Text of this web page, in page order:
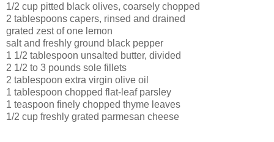
1/2 cup pitted black olives, coarsely chopped
2 tablespoons capers, rinsed and drained
grated zest of one lemon
salt and freshly ground black pepper
1 1/2 tablespoon unsalted butter, divided
2 1/2 to 3 pounds sole fillets
2 tablespoon extra virgin olive oil
1 tablespoon chopped flat-leaf parsley
1 teaspoon finely chopped thyme leaves
1/2 cup freshly grated parmesan cheese